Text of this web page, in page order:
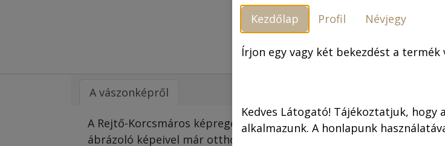
A vászonképről
A Rejtő-Korcsmáros képregények ikonikus jeleneteit
ábrázoló képeivel már otthonunkat is díszíthetjük, hogy
Kezdőlap Profil Névjegy
Írjon egy vagy két bekezdést a
Kedves Látogató! Tájékoztatjuk,
alkalmazunk. A honlapunk